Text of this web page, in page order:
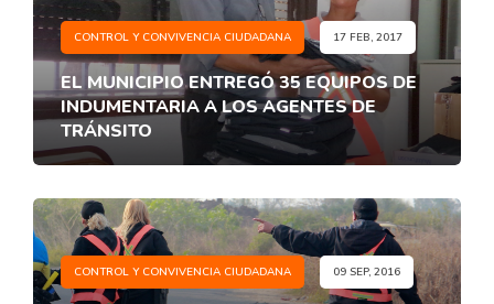
CONTROL Y CONVIVENCIA CIUDADANA 17 FEB, 2017
EL MUNICIPIO ENTREGÓ 35 EQUIPOS DE
INDUMENTARIA A LOS AGENTES DE
TRÁNSITO
CONTROL Y CONVIVENCIA CIUDADANA 09 SEP, 2016